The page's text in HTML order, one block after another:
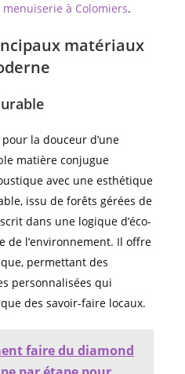
menuiserie à Colomiers.
matériaux
la douceur d’une
matière conjugue
avec une esthétique
issu de forêts gérées de
dans une logique d’éco-
de l’environnement. Il offre
permettant des
personnalisées qui
des savoir-faire locaux.
faire du diamond